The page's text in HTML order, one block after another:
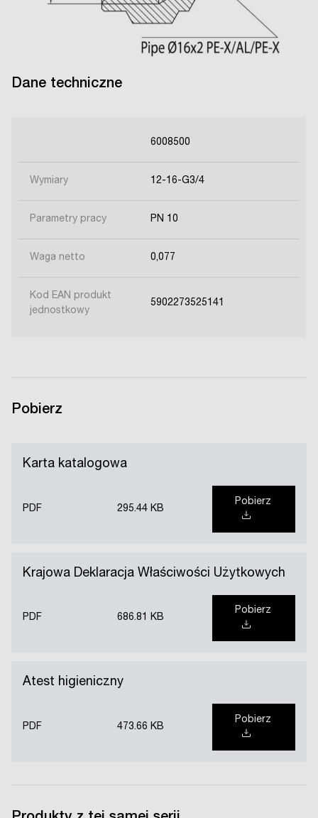
Dane techniczne
6008500
Wymiary 12-16-G3/4
Parametry pracy PN 10
Waga netto 0,077
Kod EAN produkt
jednostkowy
5902273525141
Pobierz
Karta katalogowa
PDF 295.44 KB
Pobierz
Krajowa Deklaracja Właściwości Użytkowych
PDF 686.81 KB
Pobierz
Atest higieniczny
PDF 473.66 KB
Pobierz